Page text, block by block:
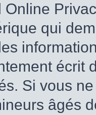
Online
qui
écrit
Si vous
âgés